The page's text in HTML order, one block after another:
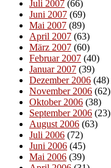
Juli 2007 (66)
Juni 2007 (69)
Mai 2007 (89)
April 2007 (63)
März 2007 (60)
Februar 2007 (40)
Januar 2007 (39)
Dezember 2006 (48)
November 2006 (62)
Oktober 2006 (38)
September 2006 (23)
August 2006 (63)
Juli 2006 (72)
Juni 2006 (45)
Mai 2006 (39)